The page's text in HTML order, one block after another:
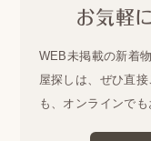
お気軽
WEB未掲載の新着
屋探しは、ぜひ直接
も、オンラインで